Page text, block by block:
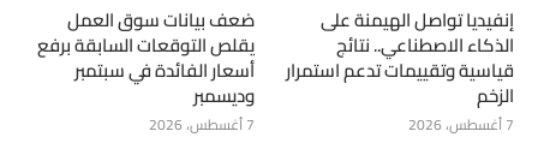
إنفيديا تواصل الهيمنة على
الذكاء الاصطناعي.. نتائج
قياسية وتقييمات تدعم استمرار
الزخم
7 أغسطس، 2026
ضعف بيانات سوق العمل
يقلص التوقعات السابقة برفع
أسعار الفائدة في سبتمبر
وديسمبر
7 أغسطس، 2026